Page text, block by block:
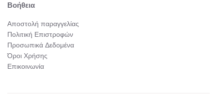
Βοήθεια
Αποστολή παραγγελίας
Πολιτική Επιστροφών
Προσωπικά Δεδομένα
Όροι Χρήσης
Επικοινωνία